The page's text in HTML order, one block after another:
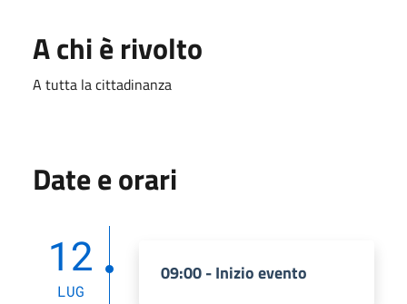
A chi è rivolto
A tutta la cittadinanza
Date e orari
12
LUG
09:00 - Inizio evento